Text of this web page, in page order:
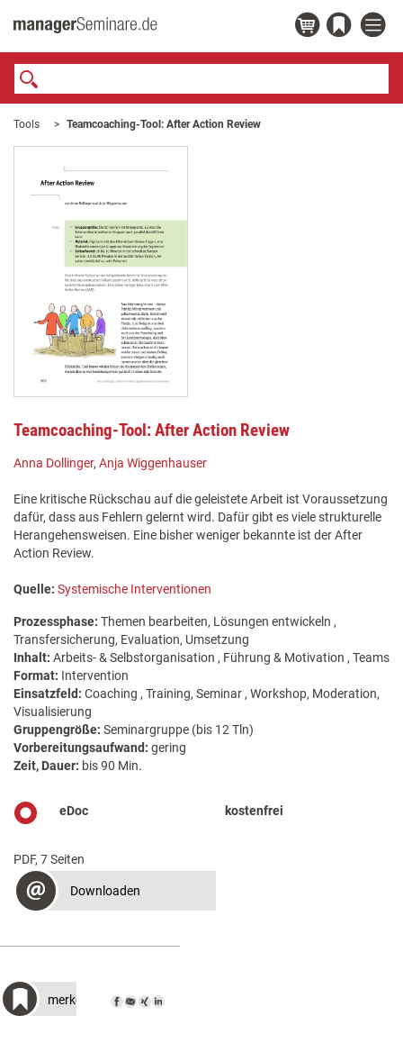
Tools Teamcoaching-Tool: After Action Review
Teamcoaching-Tool: After Action Review
Anna Dollinger, Anja Wiggenhauser
Eine kritische Rückschau auf die geleistete Arbeit ist Voraussetzung
dafür, dass aus Fehlern gelernt wird. Dafür gibt es viele strukturelle
Herangehensweisen. Eine bisher weniger bekannte ist der After
Action Review.
Quelle: Systemische Interventionen
Prozessphase: Themen bearbeiten, Lösungen entwickeln ,
Transfersicherung, Evaluation, Umsetzung
Inhalt: Arbeits- & Selbstorganisation , Führung & Motivation , Teams
Format: Intervention
Einsatzfeld: Coaching , Training, Seminar , Workshop, Moderation,
Visualisierung
Gruppengröße: Seminargruppe (bis 12 Tln)
Vorbereitungsaufwand: gering
Zeit, Dauer: bis 90 Min.
eDoc kostenfrei
PDF, 7 Seiten
Downloaden
merken